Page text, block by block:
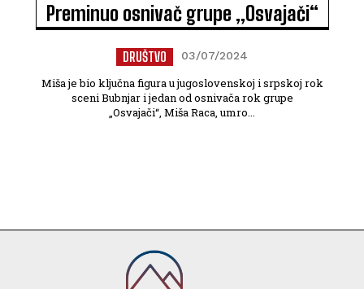
Preminuo osnivač grupe „Osvajači“
DRUŠTVO 03/07/2024
Miša je bio ključna figura u jugoslovenskoj i srpskoj rok
sceni Bubnjar i jedan od osnivača rok grupe
„Osvajači“, Miša Raca, umro...